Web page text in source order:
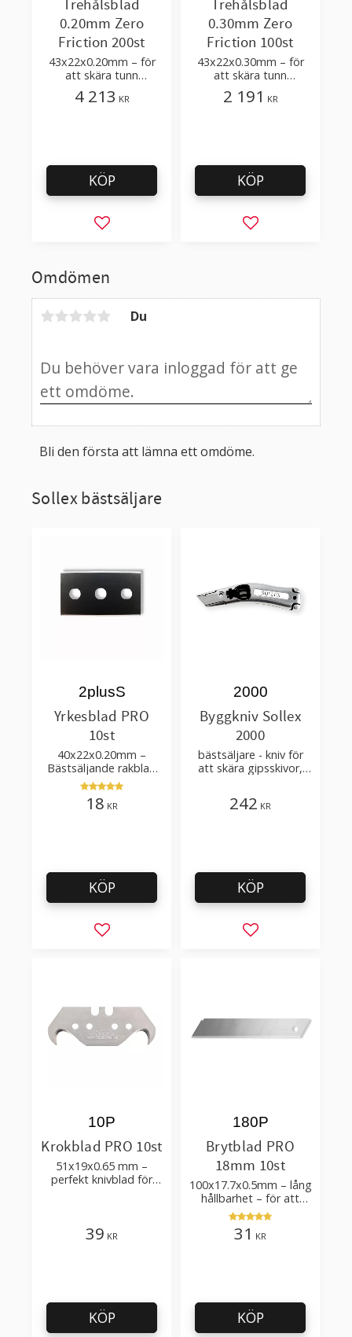
Omdömen
Du
Bli den första att lämna ett omdöme.
Trehålsblad
0.20mm Zero
Friction 200st
43x22x0.20mm – för
att skära tunn
plastfilm, sträckfilm
4 213 KR
Lägg till i favoriter
KÖP
Trehålsblad
0.30mm Zero
Friction 100st
43x22x0.30mm – för
att skära tunn
plastfilm, sträckfilm
2 191 KR
Lägg till i
KÖP
Sollex bästsäljare
Yrkesblad PRO
10st
40x22x0.20mm –
Bästsäljande rakblad
för att skära tapet, tyg,
filt, hobby bruk
2plusS
18 KR
Lägg till i favoriter
KÖP
Byggkniv Sollex
2000
bästsäljare - kniv för
att skära gipsskivor,
2000
242 KR
Lägg till i
KÖP
Krokblad PRO 10st
51x19x0.65 mm –
perfekt knivblad för
10P
39 KR
KÖP
Brytblad PRO
18mm 10st
100x17.7x0.5mm – lång
hållbarhet – för att
skära kartong, tapet
och golvmaterial
180P
31 KR
KÖP